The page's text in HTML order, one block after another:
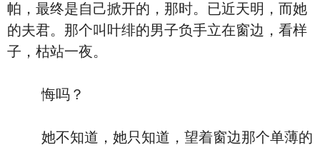
帕，最终是自己掀开的，那时。已近天明，而她
的夫君。那个叫叶绯的男子负手立在窗边，看样
子，枯站一夜。
悔吗？
她不知道，她只知道，望着窗边那个单薄的